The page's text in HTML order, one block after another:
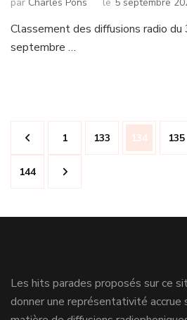
Classement des diffusions radio du
septembre …
Navigation
des
articles
Page
1 Page
133 Page
134 Page
135
Page
144
Les hits parades proposés sur ce
donner une représentativité accrue